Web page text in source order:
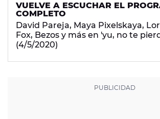
VUELVE A ESCUCHAR EL
COMPLETO
David Pareja, Maya Pixelskaya,
Fox, Bezos y más en 'yu, no te
(4/5/2020)